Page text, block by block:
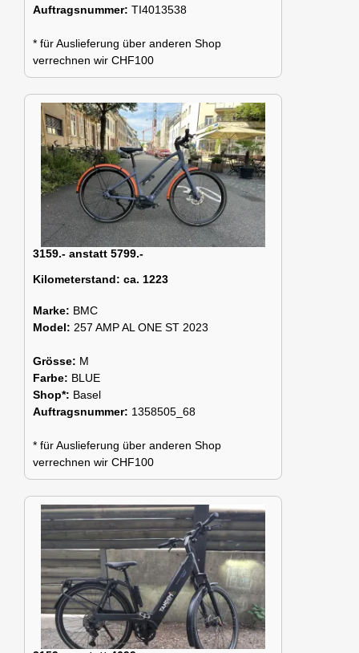
Auftragsnummer: TI4013538
* für Auslieferung über anderen Shop
verrechnen wir CHF100
3159.- anstatt 5799.-
Kilometerstand: ca. 1223
Marke: BMC
Model: 257 AMP AL ONE ST 2023
Grösse: M
Farbe: BLUE
Shop*: Basel
Auftragsnummer: 1358505_68
* für Auslieferung über anderen Shop
verrechnen wir CHF100